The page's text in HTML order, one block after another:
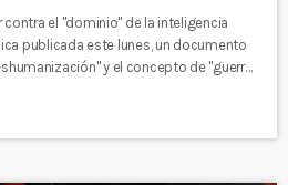
contra el "dominio" de la inteligencia
publicada este lunes, un documento
y el concepto de "guerra
llamado "Magnifica Humanitas"